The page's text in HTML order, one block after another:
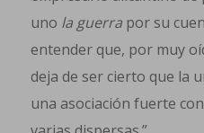
uno la guerrapor su
entender que, por muy
deja de ser cierto que la
una asociación fuerte